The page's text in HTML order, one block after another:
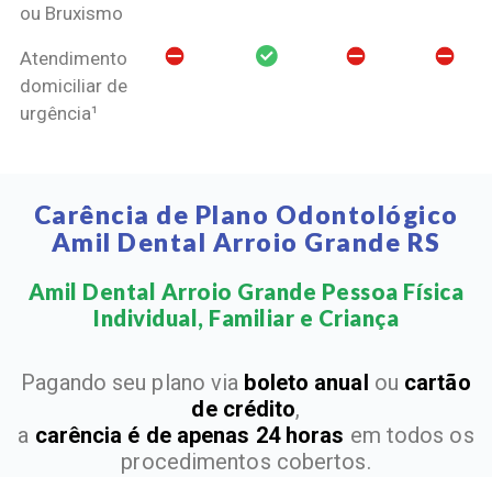
ou Bruxismo
Atendimento
domiciliar de
urgência¹
Carência de Plano Odontológico
Amil Dental Arroio Grande RS
Amil Dental Arroio Grande Pessoa Física
Individual, Familiar e Criança​
Pagando seu plano via boleto anual ou cartão
de crédito,
a carência é de apenas 24 horas em todos os
procedimentos cobertos.